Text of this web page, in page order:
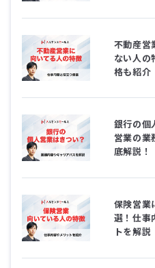
不動産営
ない人の
格も紹介
銀行の個
営業の業
底解説！
保険営業
選！仕事
トを解説